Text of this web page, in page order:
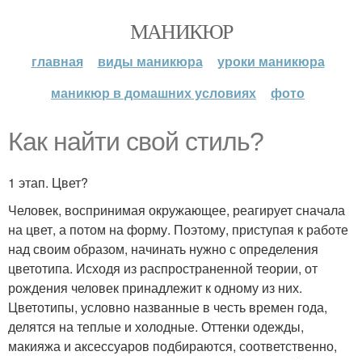
МАНИКЮР
главная виды маникюра
уроки маникюра
маникюр в домашних условиях
фото
Как найти свой стиль?
1 этап. Цвет?
Человек, воспринимая окружающее, реагирует сначала
на цвет, а потом на форму. Поэтому, приступая к работе
над своим образом, начинать нужно с определения
цветотипа. Исходя из распространенной теории, от
рождения человек принадлежит к одному из них.
Цветотипы, условно названные в честь времен года,
делятся на теплые и холодные. Оттенки одежды,
макияжа и аксессуаров подбираются, соответственно,